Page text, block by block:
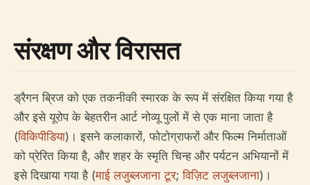
संरक्षण और विरासत
ड्रैगन ब्रिज को एक तकनीकी स्मारक के रूप में संरक्षित किया गया है
और इसे यूरोप के बेहतरीन आर्ट नोव्यू पुलों में से एक माना जाता है
(विकिपीडिया)। इसने कलाकारों, फोटोग्राफरों और फिल्म निर्माताओं
को प्रेरित किया है, और शहर के स्मृति चिन्ह और पर्यटन अभियानों में
इसे दिखाया गया है (माई लजुब्लजाना टूर;विज़िट लजुब्लजाना)।